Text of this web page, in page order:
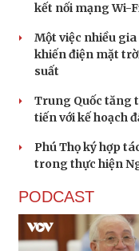
kết nối mạng Wi-
Một việc nhiều
khiến điện mặt
suất
Trung Quốc tăng
tiến với kế hoạch
Phú Thọ ký hợp
trong thực hiện
PODCAST